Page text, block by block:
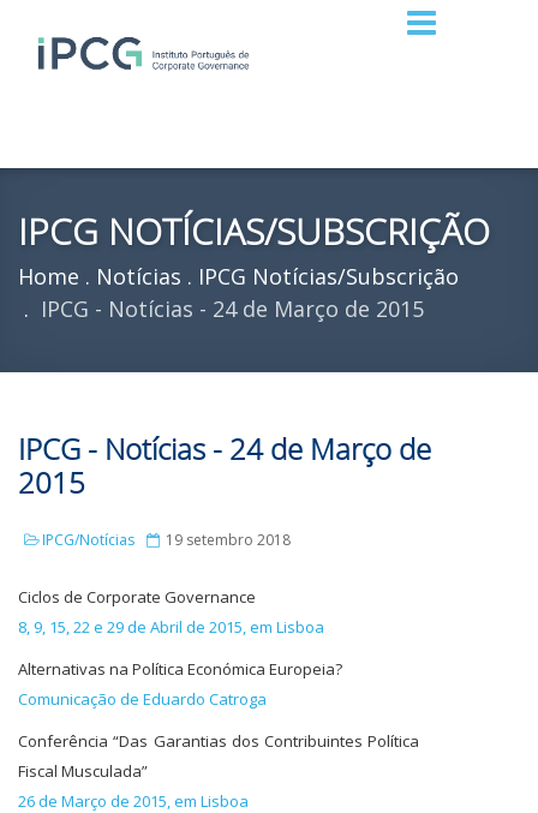
IPCG NOTÍCIAS/SUBSCRIÇÃO
Home Notícias
IPCG Notícias/Subscrição
IPCG - Notícias - 24 de Março de 2015
IPCG - Notícias - 24 de Março de
2015
IPCG/Notícias 19 setembro 2018
Ciclos de Corporate Governance
8, 9, 15, 22 e 29 de Abril de 2015, em Lisboa
Alternativas na Política Económica Europeia?
Comunicação de Eduardo Catroga
Conferência “Das Garantias dos Contribuintes Política
Fiscal Musculada”
26 de Março de 2015, em Lisboa